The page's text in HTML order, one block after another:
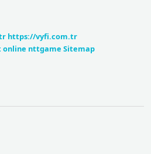
https://vyfi.com.tr
online nttgame Sitemap